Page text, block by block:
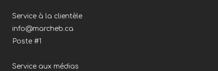
Service à la clientèle
info@marcheb.ca
Poste #1
Service aux médias